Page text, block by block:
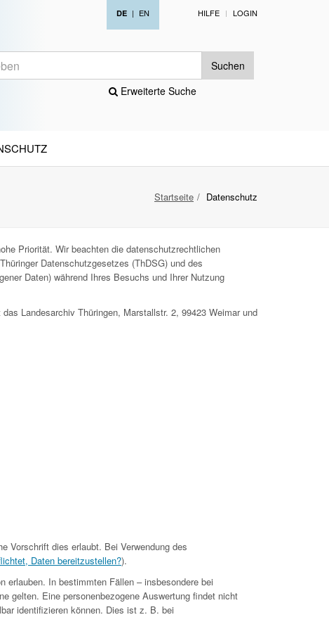
DE | EN HILFE LOGIN
Suchen
Erweiterte Suche
Startseite Datenschutz
Priorität. Wir beachten die datenschutzrechtlichen
Datenschutzgesetzes (ThDSG) und des
Daten) während Ihres Besuchs und Ihrer Nutzung
Landesarchiv Thüringen, Marstallstr. 2, 99423 Weimar und
Vorschrift dies erlaubt. Bei Verwendung des
Daten bereitzustellen?).
In bestimmten Fällen – insbesondere bei
gelten. Eine personenbezogene Auswertung findet nicht
identifizieren können. Dies ist z. B. bei